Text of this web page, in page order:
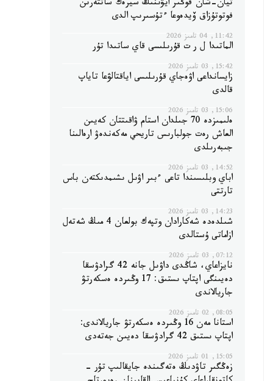
تيان-شان قوڭىر ايۋىنىڭ سيرەك ساتتەرىن
فوتوتۇزاق ۆيدەوعا ءتۇسىرىپ الدى
11:42, 04 تامىز 2026
الماتىدا ل ر ت قۇرىلىسى قاي ساتىدا تۇر
15:42, 03 تامىز 2026
زايسانداعى اۋەجاي قۇرىلىسى اياقتالۋعا تاياپ
قالدى
15:06, 03 تامىز 2026
ەلىمىزدە 70 جىلدان استام ۋاقىتتان كەيىن
العاش رەت جولبارىس تاريحي مەكەندەۋ ارەالىنا
جىبەرىلدى
14:52, 03 تامىز 2026
اباي وبلىسىندا تاعى ءبىر اۋىل ىشىمدىكتەن باس
تارتتى
14:23, 03 تامىز 2026
شىلدەدە شەكارادان وتپەك بولعان 4 مىڭ شەتەل
ازاماتى ۇستالدى
07:12, 03 تامىز 2026
نايزاعاي، شاڭدى داۋىل جانە 42 گرادۋسقا
دەيىنگى اپتاپ ىستىق: 17 وڭىردە ەسكەرتۋ
جاريالاندى
08:05, 02 تامىز 2026
استانا مەن 16 وڭىردە ەسكەرتۋ جاريالاندى:
اپتاپ ىستىق 42 گرادۋسقا دەيىن جەتەدى
15:05, 01 تامىز 2026
زەڭگىر تاۋدىڭ ەتەگىندە جايقالىپ تۇر -